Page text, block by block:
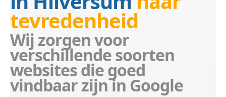
tevredenheid
Wij zorgen voor
verschillende soorten
websites die goed
vindbaar zijn in Google